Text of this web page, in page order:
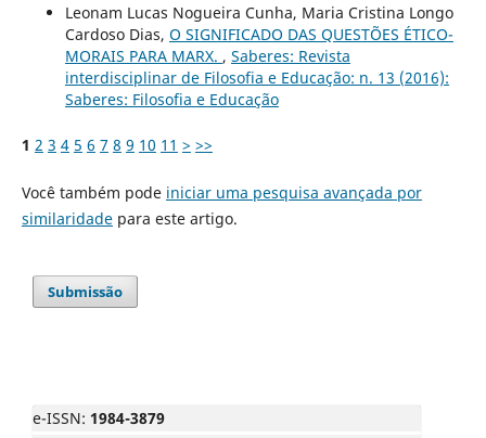
Leonam Lucas Nogueira Cunha, Maria Cristina Longo
Cardoso Dias, O SIGNIFICADO DAS QUESTÕES ÉTICO-
MORAIS PARA MARX. , Saberes: Revista
interdisciplinar de Filosofia e Educação: n. 13 (2016):
Saberes: Filosofia e Educação
1 2 3 4 5 6 7 8 9 10 11 > >>
Você também pode iniciar uma pesquisa avançada por
similaridadepara este artigo.
Submissão
e-ISSN: 1984-3879